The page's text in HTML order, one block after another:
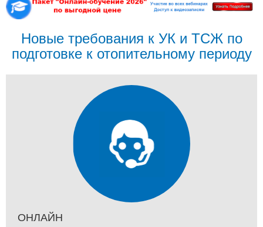
Новые требования к УК и ТСЖ по
подготовке к отопительному периоду
ОНЛАЙН